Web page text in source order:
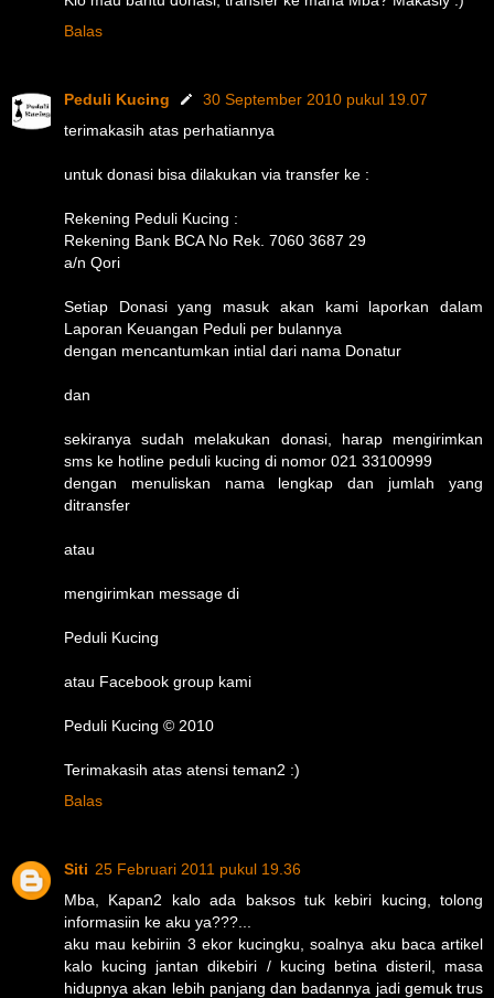
Balas
Peduli Kucing
30 September 2010 pukul 19.07
terimakasih atas perhatiannya
untuk donasi bisa dilakukan via transfer ke :
Rekening Peduli Kucing :
Rekening Bank BCA No Rek. 7060 3687 29
a/n Qori
Setiap Donasi yang masuk akan kami laporkan dalam
Laporan Keuangan Peduli per bulannya
dengan mencantumkan intial dari nama Donatur
dan
sekiranya sudah melakukan donasi, harap mengirimkan
sms ke hotline peduli kucing di nomor 021 33100999
dengan menuliskan nama lengkap dan jumlah yang
ditransfer
atau
mengirimkan message di
Peduli Kucing
atau Facebook group kami
Peduli Kucing © 2010
Terimakasih atas atensi teman2 :)
Balas
Siti 25 Februari 2011 pukul 19.36
Mba, Kapan2 kalo ada baksos tuk kebiri kucing, tolong
informasiin ke aku ya???...
aku mau kebiriin 3 ekor kucingku, soalnya aku baca artikel
kalo kucing jantan dikebiri / kucing betina disteril, masa
hidupnya akan lebih panjang dan badannya jadi gemuk trus